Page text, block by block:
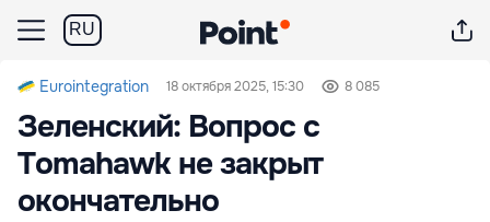
RU
Eurointegration 18 октября 2025, 15:30 8 085
Зеленский: Вопрос с
Tomahawk не закрыт
окончательно